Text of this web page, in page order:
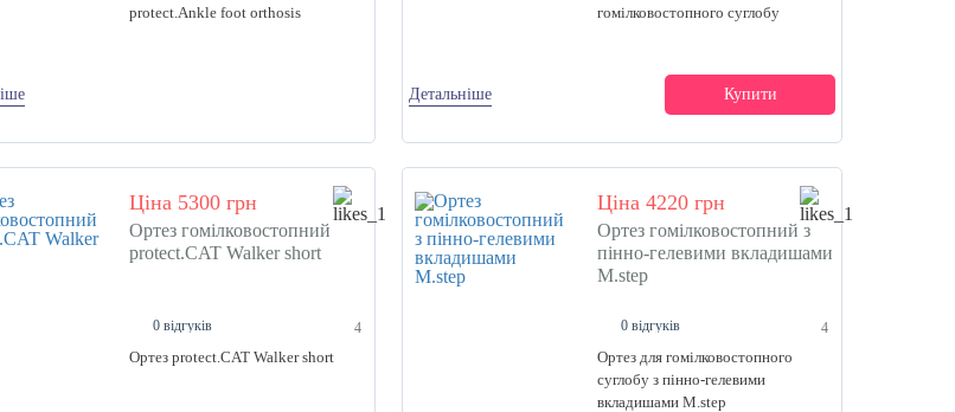
protect.Ankle foot orthosis
гомілковостопного суглобу
Детальніше Купити
Ціна 5300 грн
Ортез гомілковостопний
protect.CAT Walker short
0 відгуків 4
Ортез protect.CAT Walker short
Ціна 4220 грн
Ортез гомілковостопний з
пінно-гелевими вкладишами
M.step
0 відгуків 4
Ортез для гомілковостопного
суглобу з пінно-гелевими
вкладишами M.step